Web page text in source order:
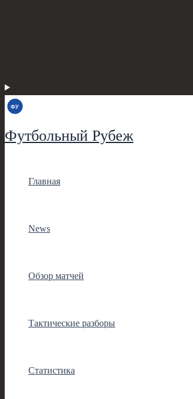
Футбольный Рубеж
Главная
News
Обзор матчей
Тактические разборы
Статистика